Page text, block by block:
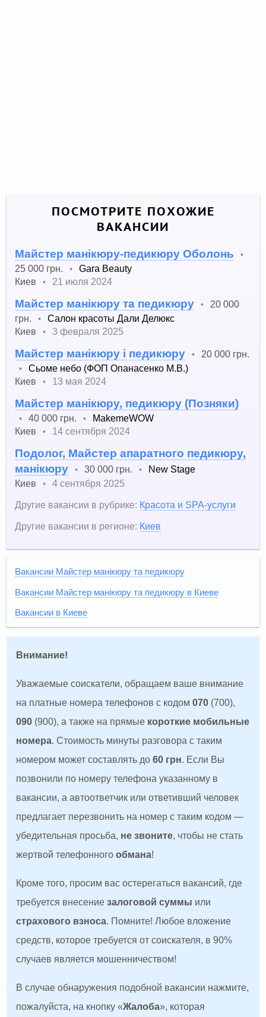
ПОСМОТРИТЕ ПОХОЖИЕ
ВАКАНСИИ
Майстер манікюру-педикюру Оболонь •
25 000 грн. •
Gara Beauty
Киев
• 21 июля 2024
Майстер манікюру та педикюру •
20 000
грн.
•
Салон красоты Дали Делюкс
Киев
• 3 февраля 2025
Майстер манікюру і педикюру • 20 000 грн.
•
Сьоме небо (ФОП Опанасенко М.В.)
Киев
• 13 мая 2024
Майстер манікюру, педикюру (Позняки)
• 40 000 грн. •
MakemeWOW
Киев
• 14 сентября 2024
Подолог, Майстер апаратного педикюру,
манікюру
• 30 000 грн. •
New Stage
Киев
•
4 сентября 2025
Другие вакансии в рубрике: Красота и SPA-услуги
Другие вакансии в регионе: Киев
Вакансии Майстер манікюру та педикюру
Вакансии Майстер манікюру та педикюру в Киеве
Вакансии в Киеве
Внимание!
Уважаемые соискатели, обращаем ваше внимание
на платные номера телефонов с кодом070 (700),
090 (900), а также на прямые короткие мобильные
номера. Стоимость минуты разговора с таким
номером может составлять до60 грн. Если Вы
позвонили по номеру телефона указанному в
вакансии, а автоответчик или ответивший человек
предлагает перезвонить на номер с таким кодом —
убедительная просьба, не звоните, чтобы не стать
жертвой телефонногообмана!
Кроме того, просим вас остерегаться вакансий, где
требуется внесениезалоговой суммы или
страхового взноса. Помните! Любое вложение
средств, которое требуется от соискателя, в 90%
случаев является мошенничеством!
В случае обнаружения подобной вакансии нажмите,
пожалуйста, на кнопку «Жалоба», которая